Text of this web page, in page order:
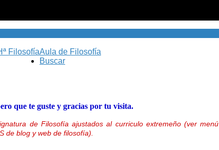
Aula de Filosofía
Filosofía
Buscar
que te guste y gracias por tu visita.
de Filosofía ajustados al curriculo extremeño (ver menú
de blog y web de filosofía).